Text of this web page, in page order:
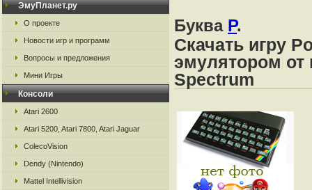
ЭмуПланет.ру
О проекте
Новости игр и программ
Вопросы и предложения
Мини Игры
Консоли
Atari 2600
Atari 5200, Atari 7800, Atari Jaguar
ColecoVision
Dendy (Nintendo)
Mattel Intellivision
Буква P.
Скачать игру
эмулятором от
Spectrum